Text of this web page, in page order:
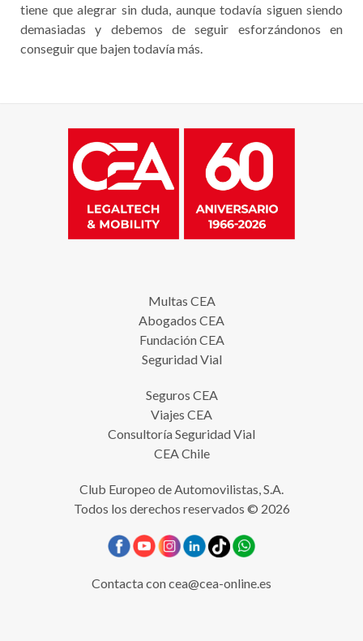
tiene que alegrar sin duda, aunque todavía siguen siendo
demasiadas y debemos de seguir esforzándonos en
conseguir que bajen todavía más.
Multas CEA
Abogados CEA
Fundación CEA
Seguridad Vial
Seguros CEA
Viajes CEA
Consultoría Seguridad Vial
CEA Chile
Club Europeo de Automovilistas, S.A.
Todos los derechos reservados © 2026
Contacta concea@cea-online.es